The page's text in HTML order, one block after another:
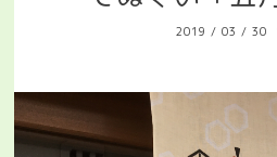
2019 / 03 / 30